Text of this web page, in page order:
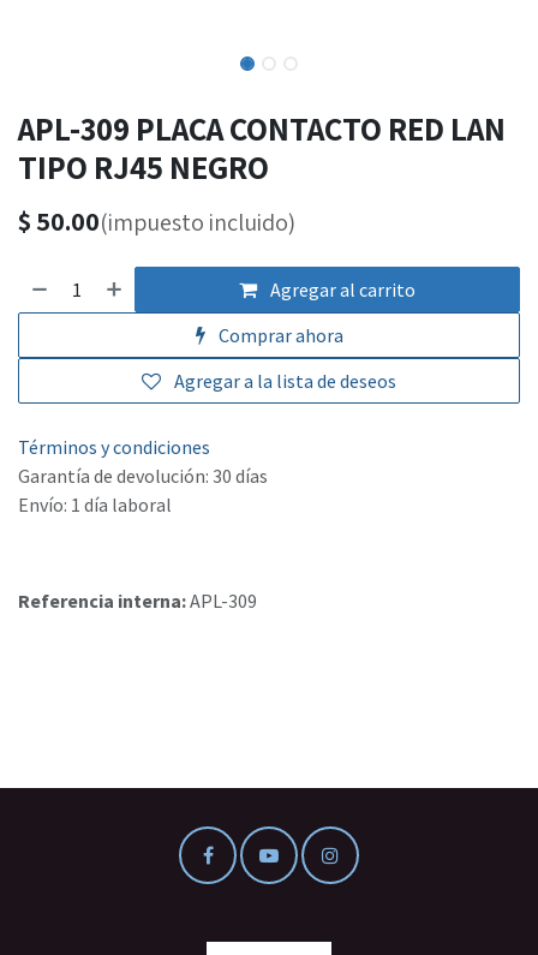
APL-309 PLACA CONTACTO RED LAN
TIPO RJ45 NEGRO
$ 50.00(impuesto incluido)
Agregar al carrito
Comprar ahora
Agregar a la lista de deseos
Términos y condiciones
Garantía de devolución: 30 días
Envío: 1 día laboral
Referencia interna:APL-309